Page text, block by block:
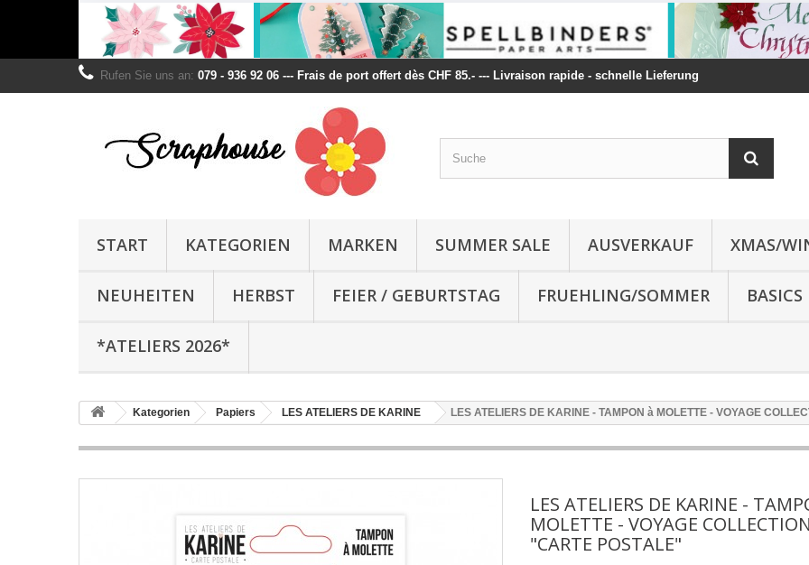
Rufen Sie uns an: 079 - 936 92 06 --- Frais de port offert dès CHF 85.- --- Livraison rapide - schnelle Lieferung
START KATEGORIEN MARKEN SUMMER SALE AUSVERKAUF XMAS/
NEUHEITEN HERBST FEIER / GEBURTSTAG FRUEHLING/SOMMER BASICS
*ATELIERS 2026*
Kategorien Papiers LES ATELIERS DE KARINE LES ATELIERS DE KARINE - TAMPON à MOLETTE - VOYAGE
LES ATELIERS DE KARINE -
MOLETTE - VOYAGE COLLECTION
"CARTE POSTALE"